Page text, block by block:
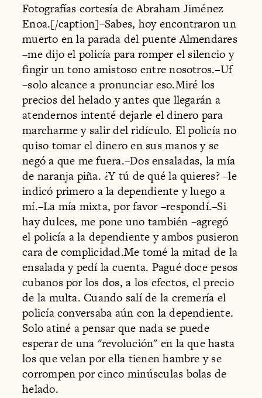
Fotografías cortesía de Abraham Jiménez
Enoa.[/caption]–Sabes, hoy encontraron un
muerto en la parada del puente Almendares
–me dijo el policía para romper el silencio y
fingir un tono amistoso entre nosotros.–Uf
–solo alcance a pronunciar eso.Miré los
precios del helado y antes que llegarán a
atendernos intenté dejarle el dinero para
marcharme y salir del ridículo. El policía no
quiso tomar el dinero en sus manos y se
negó a que me fuera.–Dos ensaladas, la mía
de naranja piña. ¿Y tú de qué la quieres? –le
indicó primero a la dependiente y luego a
mí.–La mía mixta, por favor –respondí.–Si
hay dulces, me pone uno también –agregó
el policía a la dependiente y ambos pusieron
cara de complicidad.Me tomé la mitad de la
ensalada y pedí la cuenta. Pagué doce pesos
cubanos por los dos, a los efectos, el precio
de la multa. Cuando salí de la cremería el
policía conversaba aún con la dependiente.
Solo atiné a pensar que nada se puede
esperar de una "revolución" en la que hasta
los que velan por ella tienen hambre y se
corrompen por cinco minúsculas bolas de
helado.